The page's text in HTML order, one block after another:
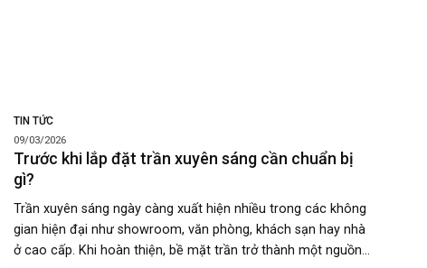
TIN TỨC
09/03/2026
Trước khi lắp đặt trần xuyên sáng cần chuẩn bị
gì?
Trần xuyên sáng ngày càng xuất hiện nhiều trong các không
gian hiện đại như showroom, văn phòng, khách sạn hay nhà
ở cao cấp. Khi hoàn thiện, bề mặt trần trở thành một nguồn